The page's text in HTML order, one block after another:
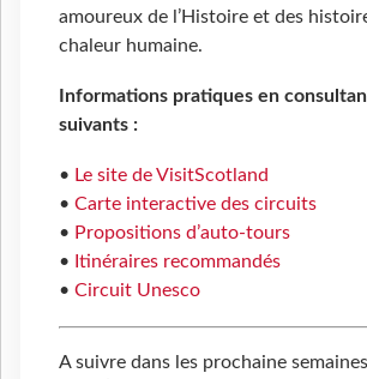
amoureux de l’Histoire et des
chaleur humaine.
Informations pratiques en
suivants :
• Le site de VisitScotland
• Carte interactive des circuits
• Propositions d’auto-tours
• Itinéraires recommandés
• Circuit Unesco
A suivre dans les prochaine